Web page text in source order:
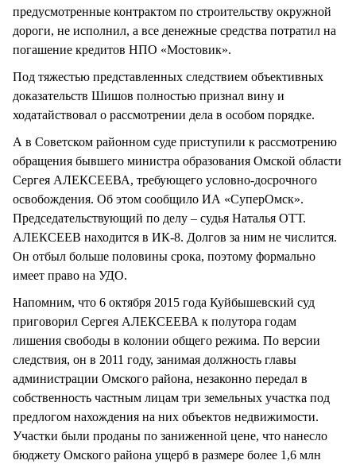
предусмотренные контрактом по строительству окружной
дороги, не исполнил, а все денежные средства потратил на
погашение кредитов НПО «Мостовик».
Под тяжестью представленных следствием объективных
доказательств Шишов полностью признал вину и
ходатайствовал о рассмотрении дела в особом порядке.
А в Советском районном суде приступили к рассмотрению
обращения бывшего министра образования Омской области
Сергея АЛЕКСЕЕВА, требующего условно-досрочного
освобождения. Об этом сообщило ИА «СуперОмск».
Председательствующий по делу – судья Наталья ОТТ.
АЛЕКСЕЕВ находится в ИК-8. Долгов за ним не числится.
Он отбыл больше половины срока, поэтому формально
имеет право на УДО.
Напомним, что 6 октября 2015 года Куйбышевский суд
приговорил Сергея АЛЕКСЕЕВА к полутора годам
лишения свободы в колонии общего режима. По версии
следствия, он в 2011 году, занимая должность главы
администрации Омского района, незаконно передал в
собственность частным лицам три земельных участка под
предлогом нахождения на них объектов недвижимости.
Участки были проданы по заниженной цене, что нанесло
бюджету Омского района ущерб в размере более 1,6 млн